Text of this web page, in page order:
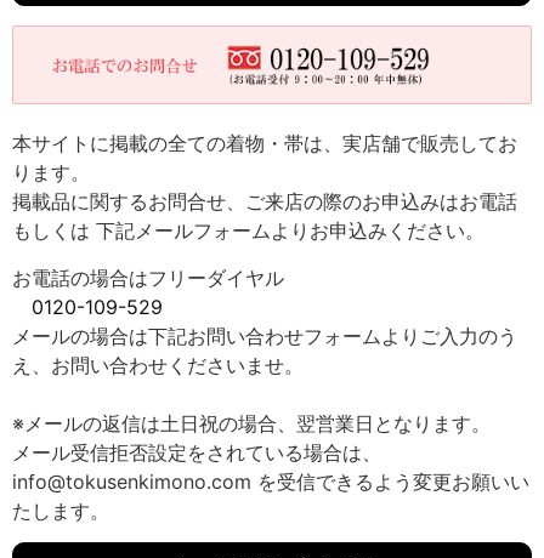
本サイトに掲載の全ての着物・帯は、実店舗で販売してお
ります。
掲載品に関するお問合せ、ご来店の際のお申込みはお電話
もしくは 下記メールフォームよりお申込みください。
お電話の場合はフリーダイヤル
0120-109-529
メールの場合は下記お問い合わせフォームよりご入力のう
え、お問い合わせくださいませ。
※メールの返信は土日祝の場合、翌営業日となります。
メール受信拒否設定をされている場合は、
info@tokusenkimono.com を受信できるよう変更お願いい
たします。